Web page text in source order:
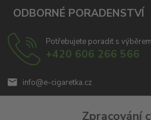
ODBORNÉ PORADENSTVÍ
Potřebujete poradit s
+420 606 266 566
info@e-cigaretka.cz
Zpracování